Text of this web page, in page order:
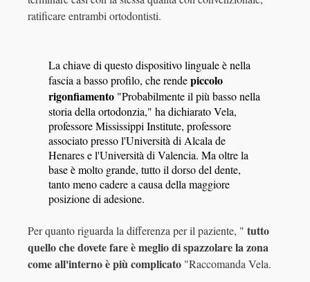
ratificare entrambi ortodontisti.
La chiave di questo dispositivo linguale è nella
fascia a basso profilo, che rendepiccolo
rigonfiamento "Probabilmente il più basso nella
storia della ortodonzia," ha dichiarato Vela,
professore Mississippi Institute, professore
associato presso l'Università di Alcala de
Henares e l'Università di Valencia. Ma oltre la
base è molto grande, tutto il dorso del dente,
tanto meno cadere a causa della maggiore
posizione di adesione.
Per quanto riguarda la differenza per il paziente, " tutto
quello che dovete fare è meglio di spazzolare la zona
come all'interno è più complicato "Raccomanda Vela.